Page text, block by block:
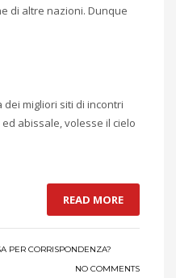
di altre nazioni. Dunque
migliori siti di incontri
abissale, volesse il cielo
READ MORE
PER CORRISPONDENZA?
NO COMMENTS